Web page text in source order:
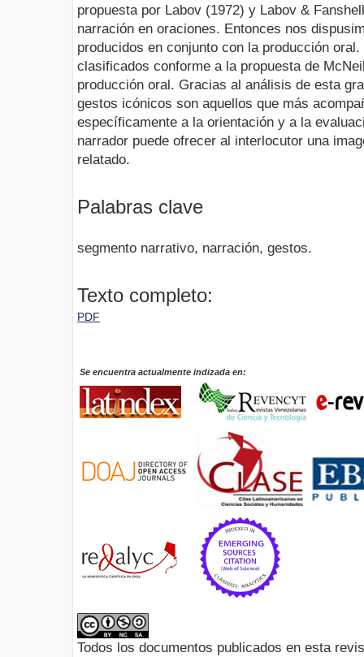
propuesta por Labov (1972) y Labov &
narración en oraciones. Entonces nos
producidos en conjunto con la producción
clasificados conforme a la propuesta de
producción oral. Gracias al análisis de esta
gestos icónicos son aquellos que más
específicamente a la orientación y a la
narrador puede ofrecer al interlocutor una
relatado.
Palabras clave
segmento narrativo, narración, gestos.
Texto completo:
PDF
Se encuentra actualmente indizada en:
Todos los documentos publicados en esta